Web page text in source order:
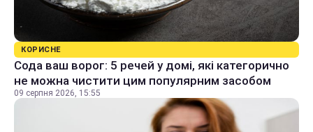
КОРИСНЕ
Сода ваш ворог: 5 речей у домі, які категорично
не можна чистити цим популярним засобом
09 серпня 2026, 15:55